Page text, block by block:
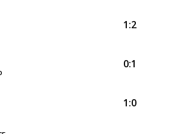
1:2
0:1
1:0